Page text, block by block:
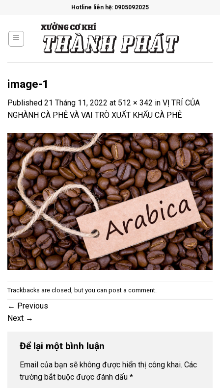
content
Hotline liên hệ: 0905092025
image-1
Published 21 Tháng 11, 2022 at 512 × 342 in VỊ TRÍ CỦA
NGHÀNH CÀ PHÊ VÀ VAI TRÒ XUẤT KHẨU CÀ PHÊ
Trackbacks are closed, but you can post a comment
← Previous
Next →
Để lại một bình luận
Email của bạn sẽ không được hiển thị công khai. Các
trường bắt buộc được đánh dấu *